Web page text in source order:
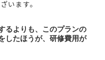
います。
るよりも、このプランの
したほうが、研修費用が